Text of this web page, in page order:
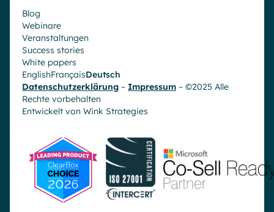
Blog
Webinare
Veranstaltungen
Success stories
White papers
EnglishFrançaisDeutsch
Datenschutzerklärung – Impressum – ©2025 Alle
Rechte vorbehalten
Entwickelt von Wink Strategies